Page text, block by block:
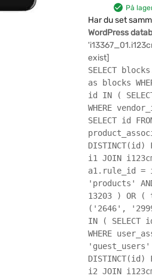
På
Har du set
WordPress
exist]
SELECT
as blocks
id IN (
WHERE
SELECT id
DISTINCT(id)
i1 JOIN
a1.rule_id =
'products'
13203 ) OR
('2646',
IN ( SELECT
WHERE
DISTINCT(id)
i2 JOIN